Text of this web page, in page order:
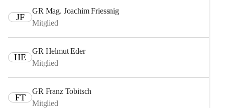
JF
GR Mag. Joachim Friessnig
Mitglied
HE
GR Helmut Eder
Mitglied
FT
GR Franz Tobitsch
Mitglied